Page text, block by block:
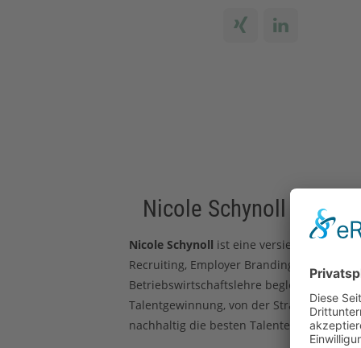
Nicole Schynoll
Nicole Schynoll ist eine versierte HR-
Recruiting, Employer Branding und
Betriebswirtschaftslehre begleitet sie als
Talentgewinnung, von der
nachhaltig die besten Talente für